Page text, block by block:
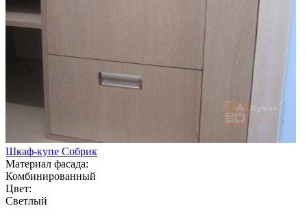
Шкаф-купе Собрик
Материал фасада:
Комбинированный
Цвет:
Светлый